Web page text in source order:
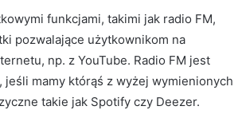
funkcjami, takimi jak radio FM,
pozwalające użytkownikom na
np. z YouTube. Radio FM jest
mamy którąś z wyżej wymienionych
takie jak Spotify czy Deezer.